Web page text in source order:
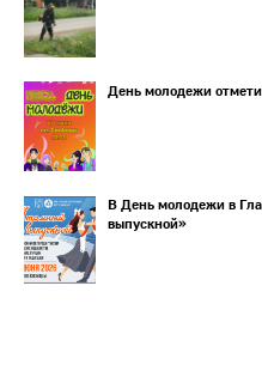
День молодежи
В День молодежи в
выпускной»